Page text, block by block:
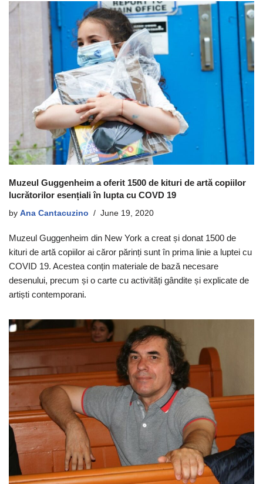
Muzeul Guggenheim a oferit 1500 de kituri de artă copiilor
lucrătorilor esențiali în lupta cu COVD 19
by Ana Cantacuzino June 19, 2020
Muzeul Guggenheim din New York a creat și donat 1500 de
kituri de artă copiilor ai căror părinți sunt în prima linie a luptei cu
COVID 19. Acestea conțin materiale de bază necesare
desenului, precum și o carte cu activități gândite și explicate de
artiști contemporani.